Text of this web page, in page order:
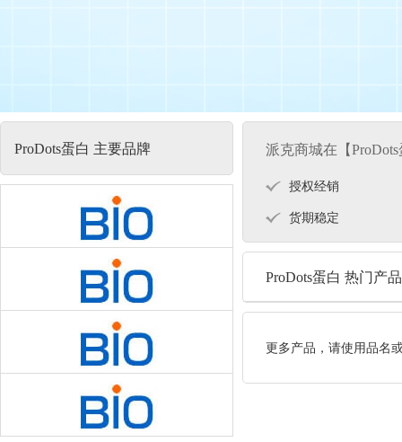
ProDots蛋白 主要品牌 派克商城在【
授权经销
货期稳定
ProDots蛋白 热门产品
更多产品，请使用品名